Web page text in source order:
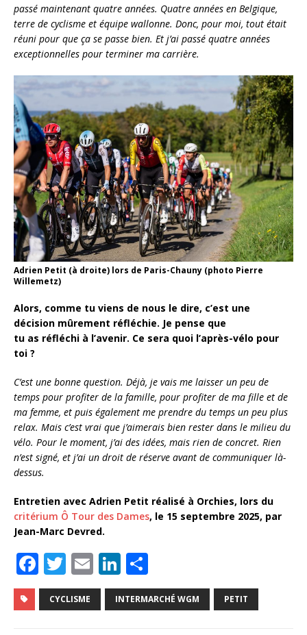
passé maintenant quatre années. Quatre années en Belgique,
terre de cyclisme et équipe wallonne. Donc, pour moi, tout était
réuni pour que ça se passe bien. Et j’ai passé quatre années
exceptionnelles pour terminer ma carrière.
Adrien Petit (à droite) lors de Paris-Chauny (photo Pierre
Willemetz)
Alors, comme tu viens de nous le dire, c’est une
décision mûrement réfléchie. Je pense que
tu as réfléchi à l’avenir. Ce sera quoi l’après-vélo pour
toi ?
C’est une bonne question. Déjà, je vais me laisser un peu de
temps pour profiter de la famille, pour profiter de ma fille et de
ma femme, et puis également me prendre du temps un peu plus
relax. Mais c’est vrai que j’aimerais bien rester dans le milieu du
vélo. Pour le moment, j’ai des idées, mais rien de concret. Rien
n’est signé, et j’ai un droit de réserve avant de communiquer là-
dessus.
Entretien avec Adrien Petit réalisé à Orchies, lors du
critérium Ô Tour des Dames, le 15 septembre 2025, par
Jean-Marc Devred.
F
a
c
T
w
it
E
m
ai
Li
n
k
ar
ta
CYCLISME INTERMARCHÉ WGM PETIT